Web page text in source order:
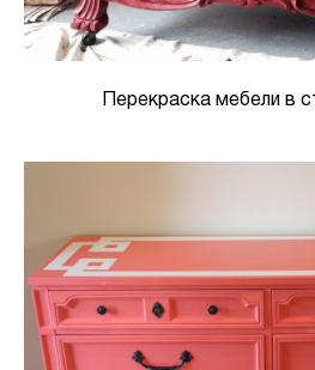
Перекраска мебели в